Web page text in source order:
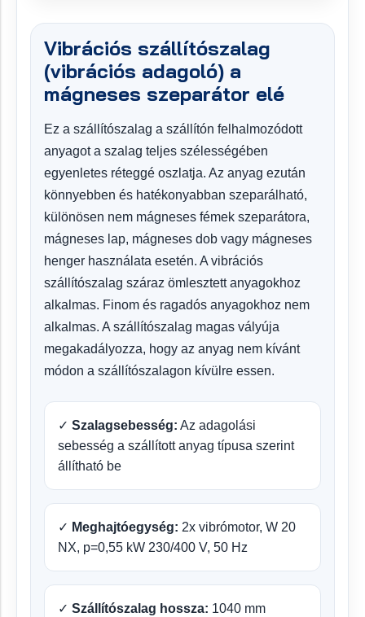
Vibrációs szállítószalag
(vibrációs adagoló) a
mágneses szeparátor elé
Ez a szállítószalag a szállítón felhalmozódott
anyagot a szalag teljes szélességében
egyenletes réteggé oszlatja. Az anyag ezután
könnyebben és hatékonyabban szeparálható,
különösen nem mágneses fémek szeparátora,
mágneses lap, mágneses dob vagy mágneses
henger használata esetén. A vibrációs
szállítószalag száraz ömlesztett anyagokhoz
alkalmas. Finom és ragadós anyagokhoz nem
alkalmas. A szállítószalag magas vályúja
megakadályozza, hogy az anyag nem kívánt
módon a szállítószalagon kívülre essen.
✓ Szalagsebesség: Az adagolási
sebesség a szállított anyag típusa szerint
állítható be
✓ Meghajtóegység: 2x vibrómotor, W 20
NX, p=0,55 kW 230/400 V, 50 Hz
✓ Szállítószalag hossza: 1040 mm